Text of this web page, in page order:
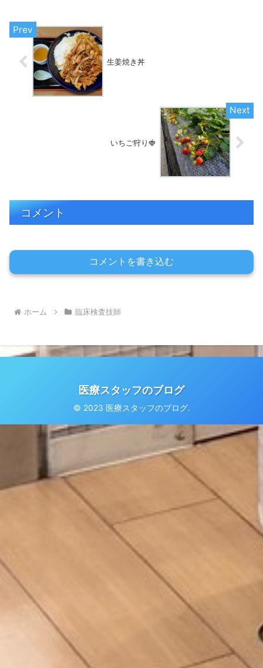
生姜焼き丼
いちご狩り🍓
コメント
コメントを書き込む
ホーム 臨床検査技師
医療スタッフのブログ
© 2023 医療スタッフのブログ.